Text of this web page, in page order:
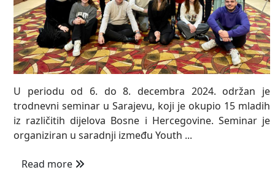
U periodu od 6. do 8. decembra 2024. održan je
trodnevni seminar u Sarajevu, koji je okupio 15 mladih
iz različitih dijelova Bosne i Hercegovine. Seminar je
organiziran u saradnji između Youth ...
Read more